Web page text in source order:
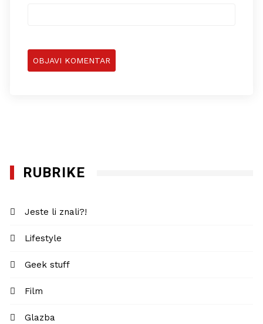
RUBRIKE
Jeste li znali?!
Lifestyle
Geek stuff
Film
Glazba